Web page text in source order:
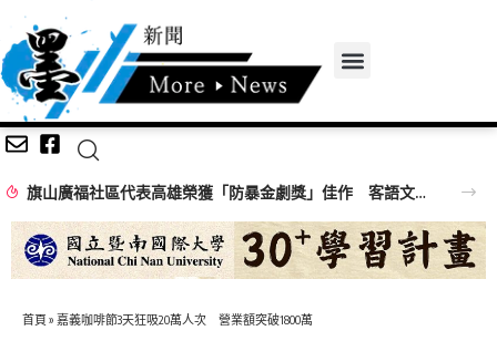
旗山廣福社區代表高雄榮獲「防暴金劇獎」佳作 客語文化融入防暴戲劇展現性平新力量
首頁 » 嘉義咖啡節3天狂吸20萬人次 營業額突破1800萬